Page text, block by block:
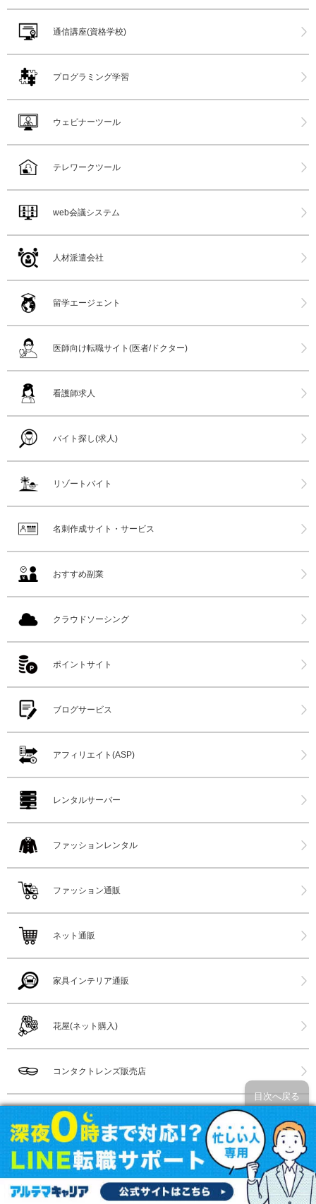
通信講座(資格学校)
プログラミング学習
ウェビナーツール
テレワークツール
web会議システム
人材派遣会社
留学エージェント
医師向け転職サイト(医者/ドクター)
看護師求人
バイト探し(求人)
リゾートバイト
名刺作成サイト・サービス
おすすめ副業
クラウドソーシング
ポイントサイト
ブログサービス
アフィリエイト(ASP)
レンタルサーバー
ファッションレンタル
ファッション通販
ネット通販
家具インテリア通販
花屋(ネット購入)
コンタクトレンズ販売店
メガネ店
漫画喫茶(漫喫)
目次へ戻る